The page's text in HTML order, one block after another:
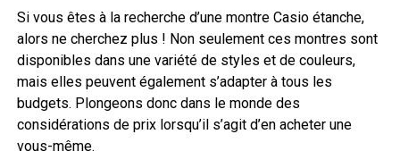
Si vous êtes à la recherche d’une montre Casio étanche,
alors ne cherchez plus ! Non seulement ces montres sont
disponibles dans une variété de styles et de couleurs,
mais elles peuvent également s’adapter à tous les
budgets. Plongeons donc dans le monde des
considérations de prix lorsqu’il s’agit d’en acheter une
vous-même.